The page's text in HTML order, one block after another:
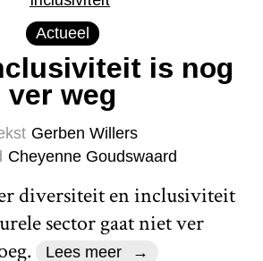
Actueel
is nog
ver weg
Gerben Willers
Cheyenne Goudswaard
diversiteit en inclusiviteit
sector gaat niet ver
Lees meer